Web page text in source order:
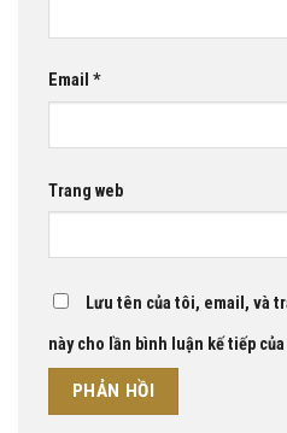
Email *
Trang web
Lưu tên của tôi, email, và
này cho lần bình luận kế tiếp